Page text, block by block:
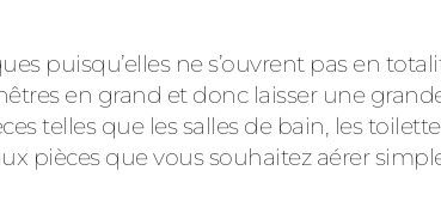
puisqu’elles ne s’ouvrent pas en
en grand et donc laisser une
telles que les salles de bain, les
pièces que vous souhaitez aérer